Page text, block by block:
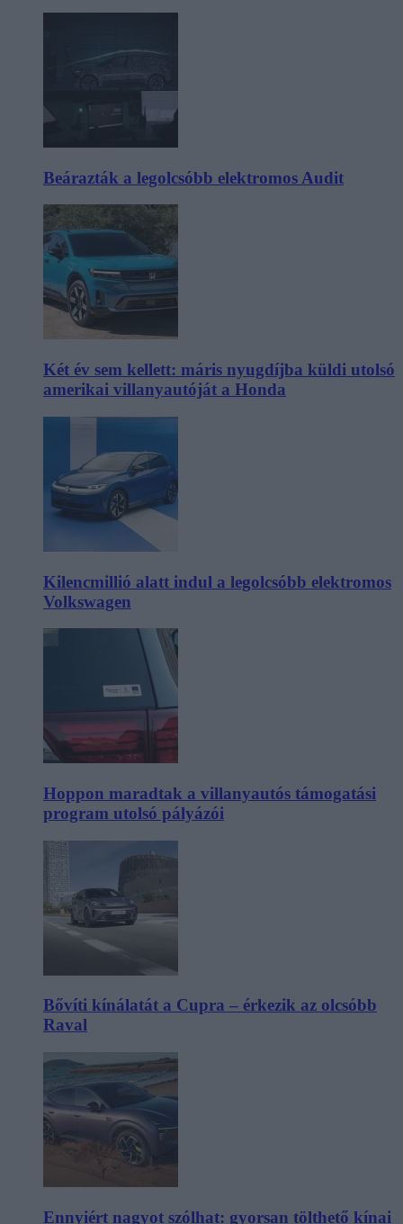
Beárazták a legolcsóbb elektromos Audit
Két év sem kellett: máris nyugdíjba küldi utolsó
amerikai villanyautóját a Honda
Kilencmillió alatt indul a legolcsóbb elektromos
Volkswagen
Hoppon maradtak a villanyautós támogatási
program utolsó pályázói
Bővíti kínálatát a Cupra – érkezik az olcsóbb
Raval
Ennyiért nagyot szólhat: gyorsan tölthető kínai